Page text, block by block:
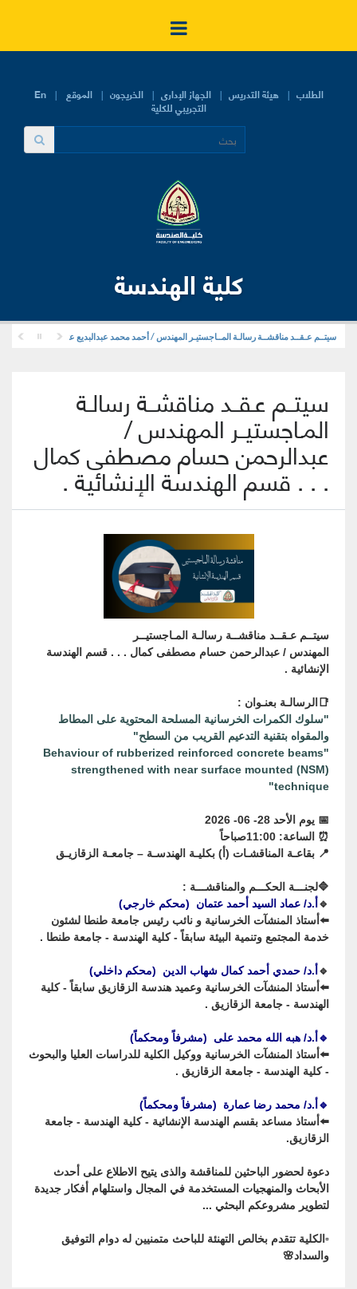
En الطلاب هيئة التدريس الجهاز الإدارى الخريجون الموقع
التجريبي للكلية
كلية الهندسة
سيتــم عـقــد مناقشــة رسالـة المــاجستيـر المهندس / أحمد محمد عبدالبديع عثمان . . قسم هندسة
سيتــم عـقــد مناقشــة رسالـة
المـاجستيــر المهندس /
عبدالرحمن حسام مصطفى كمال
. . . قسم الهندسة الإنشائية .
سيتــم عـقــد مناقشــة رسالـة المـاجستيــر
المهندس / عبدالرحمن حسام مصطفى كمال . . . قسم الهندسة
الإنشائية .
📑الرسالـة بعنـوان :
"سلوك الكمرات الخرسانية المسلحة المحتوية على المطاط
والمقواه بتقنية التدعيم القريب من السطح"
"Behaviour of rubberized reinforced concrete beams
strengthened with near surface mounted (NSM)
technique"
📅 يوم الأحد 28- 06- 2026
⏰ الساعة: 11:00صباحاً
📍 بقاعـة المناقشـات (أ) بكليـة الهندسـة – جامعـة الزقازيـق
🔷لجنـــة الحكـــم والمناقشـــة :
🔹 أ.د/ عماد السيد أحمد عتمان (محكم خارجي)
⬅️︎︎أستاذ المنشآت الخرسانية و نائب رئيس جامعة طنطا لشئون
خدمة المجتمع وتنمية البيئة سابقاً - كلية الهندسة - جامعة طنطا .
🔹 أ.د/ حمدي أحمد كمال شهاب الدين (محكم داخلي)
⬅️︎أستاذ المنشآت الخرسانية وعميد هندسة الزقازيق سابقاً - كلية
الهندسة - جامعة الزقازيق .
🔹أ.د/ هبه الله محمد على (مشرفاً ومحكماً)
⬅️أستاذ المنشآت الخرسانية ووكيل الكلية للدراسات العليا والبحوث
- كلية الهندسة - جامعة الزقازيق .
🔹أ.د/ محمد رضا عمارة (مشرفاً ومحكماً)
⬅️أستاذ مساعد بقسم الهندسة الإنشائية - كلية الهندسة - جامعة
الزقازيق.
دعوة لحضور الباحثين للمناقشة والذى يتيح الاطلاع على أحدث
الأبحاث والمنهجيات المستخدمة في المجال واستلهام أفكار جديدة
لتطوير مشروعكم البحثي ...
▫️الكلية تتقدم بخالص التهنئة للباحث متمنيين له دوام التوفيق
والسداد🌸